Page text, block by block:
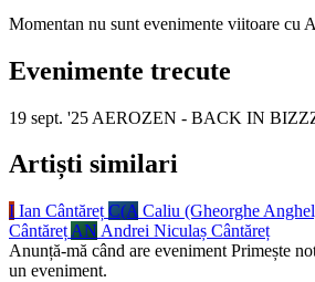
Momentan nu sunt evenimente viitoare cu
Evenimente trecute
19 sept. '25 AEROZEN - BACK IN
Artiști similari
I Ian Cântăreț C(A Caliu (Gheorghe
Cântăreț AN Andrei Niculaș Cântăreț
Anunță-mă când are eveniment Primește
un eveniment.